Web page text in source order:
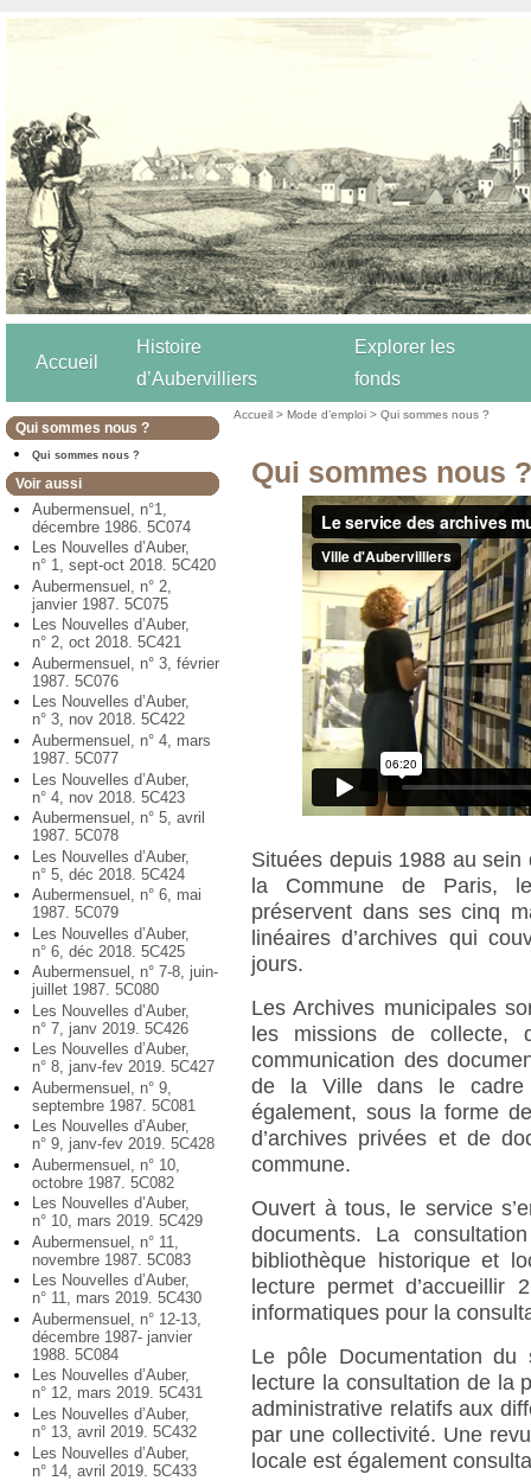
Accueil
Histoire
d’Aubervilliers
Explorer les
fonds
Qui sommes nous ?
Qui sommes nous ?
Voir aussi
Aubermensuel, n°1,
décembre 1986. 5C074
Les Nouvelles d’Auber,
n° 1, sept-oct 2018. 5C420
Aubermensuel, n° 2,
janvier 1987. 5C075
Les Nouvelles d’Auber,
n° 2, oct 2018. 5C421
Aubermensuel, n° 3, février
1987. 5C076
Les Nouvelles d’Auber,
n° 3, nov 2018. 5C422
Aubermensuel, n° 4, mars
1987. 5C077
Les Nouvelles d’Auber,
n° 4, nov 2018. 5C423
Aubermensuel, n° 5, avril
1987. 5C078
Les Nouvelles d’Auber,
n° 5, déc 2018. 5C424
Aubermensuel, n° 6, mai
1987. 5C079
Les Nouvelles d’Auber,
n° 6, déc 2018. 5C425
Aubermensuel, n° 7-8, juin-
juillet 1987. 5C080
Les Nouvelles d’Auber,
n° 7, janv 2019. 5C426
Les Nouvelles d’Auber,
n° 8, janv-fev 2019. 5C427
Aubermensuel, n° 9,
septembre 1987. 5C081
Les Nouvelles d’Auber,
n° 9, janv-fev 2019. 5C428
Aubermensuel, n° 10,
octobre 1987. 5C082
Les Nouvelles d’Auber,
n° 10, mars 2019. 5C429
Aubermensuel, n° 11,
novembre 1987. 5C083
Les Nouvelles d’Auber,
n° 11, mars 2019. 5C430
Aubermensuel, n° 12-13,
décembre 1987- janvier
1988. 5C084
Les Nouvelles d’Auber,
n° 12, mars 2019. 5C431
Les Nouvelles d’Auber,
n° 13, avril 2019. 5C432
Les Nouvelles d’Auber,
n° 14, avril 2019. 5C433
Accueil >Mode d’emploi >Qui sommes nous ?
Qui sommes nous
Situées depuis 1988 au
la Commune de Paris,
préservent dans ses cinq
linéaires d’archives qui
jours.
Les Archives municipales
les missions de collecte,
communication des
de la Ville dans le cadre
également, sous la forme
d’archives privées et de
commune.
Ouvert à tous, le service
documents. La
bibliothèque historique et
lecture permet
informatiques pour la
Le pôle Documentation
lecture la consultation de la
administrative relatifs aux
par une collectivité. Une
locale est également